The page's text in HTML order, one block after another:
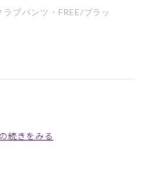
ブパンツ・FREE/ブラッ
続きをみる